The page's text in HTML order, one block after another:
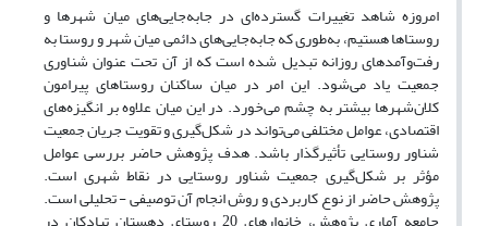
امروزه شاهد تغییرات گسترده‌ای در جابه‌جایی‌های میان شهرها و
روستاها هستیم، به‌طوری که جابه‌جایی‌های دائمی میان شهر و روستا به
رفت‌وآمدهای روزانه تبدیل شده است که از آن تحت عنوان شناوری
جمعیت یاد می‌شود. این امر در میان ساکنان روستاهای پیرامون
کلان‌شهرها بیشتر به چشم می‌خورد. در این میان علاوه بر انگیزه‌های
اقتصادی، عوامل مختلفی می‌تواند در شکل‌گیری و تقویت جریان جمعیت
شناور روستایی تأثیرگذار باشد. هدف پژوهش حاضر بررسی عوامل
مؤثر بر شکل‌گیری جمعیت شناور روستایی در نقاط شهری است.
پژوهش حاضر از نوع کاربردی و روش انجام آن توصیفی - تحلیلی است.